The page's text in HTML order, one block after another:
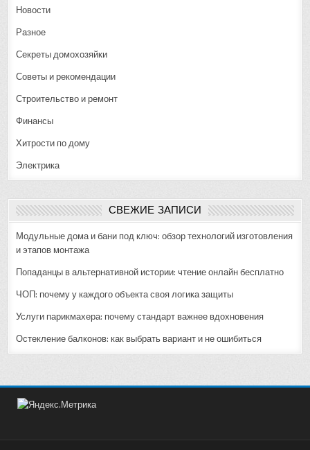
Новости
Разное
Секреты домохозяйки
Советы и рекомендации
Строительство и ремонт
Финансы
Хитрости по дому
Электрика
СВЕЖИЕ ЗАПИСИ
Модульные дома и бани под ключ: обзор технологий изготовления
и этапов монтажа
Попаданцы в альтернативной истории: чтение онлайн бесплатно
ЧОП: почему у каждого объекта своя логика защиты
Услуги парикмахера: почему стандарт важнее вдохновения
Остекление балконов: как выбрать вариант и не ошибиться